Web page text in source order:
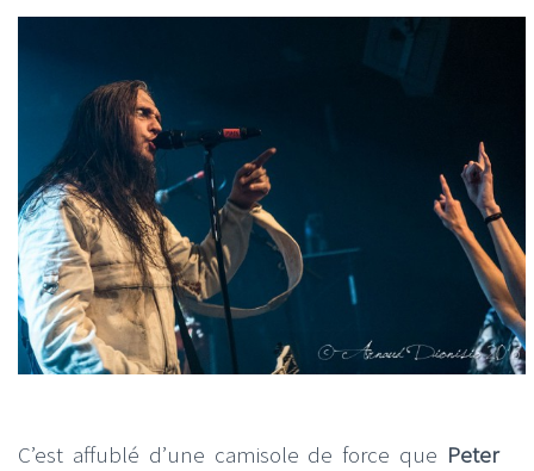
C’est affublé d’une camisole de force que Peter